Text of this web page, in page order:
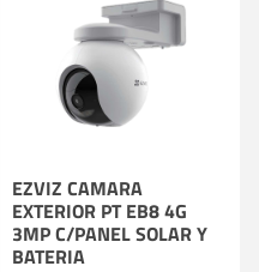
EZVIZ CAMARA
EXTERIOR PT EB8 4G
3MP C/PANEL SOLAR Y
BATERIA